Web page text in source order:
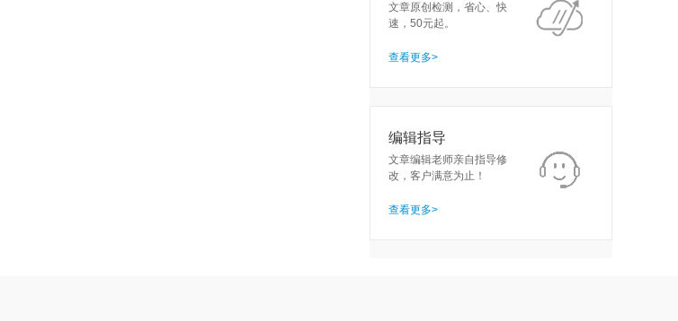
文章原创检测，省心、快
速，50元起。
查看更多>
编辑指导
文章编辑老师亲自指导修
改，客户满意为止！
查看更多>